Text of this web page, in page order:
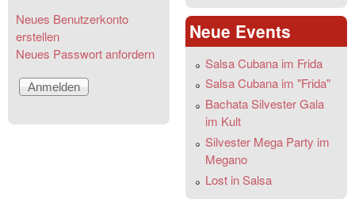
Neues Benutzerkonto
erstellen
Neues Passwort anfordern
Neue Events
Salsa Cubana im Frida
Salsa Cubana im "Frida"
Bachata Silvester Gala
im Kult
Silvester Mega Party im
Megano
Lost in Salsa